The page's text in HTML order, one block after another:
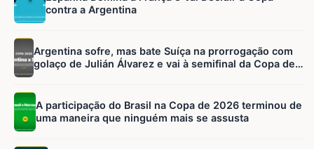
contra a Argentina
Argentina sofre, mas bate Suíça na prorrogação com
golaço de Julián Álvarez e vai à semifinal da Copa de
2026
A participação do Brasil na Copa de 2026 terminou de
uma maneira que ninguém mais se assusta